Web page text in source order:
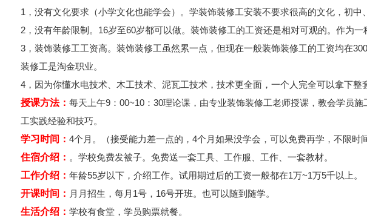
1，没有文化要求（小学文化也能学会）。学装饰装修工安装不要求很高的文化，初中
2，没有年龄限制。16岁至60岁都可以做。装饰装修工的工资还是相对可观的。作为
3，装饰装修工工资高。装饰装修工虽然累一点，但现在一般装饰装修工的工资均在
装修工是淘金职业。
4，因为你懂水电技术、木工技术、泥瓦工技术，技术更全面，一个人完全可以拿下整
授课方法： 每天上午9：00~10：30理论课，由专业装饰装修工老师授课，教会学员
工实践经验和技巧。
学习时间： 4个月。（接受能力差一点的，4个月如果没学会，可以免费再学，不限时
住宿介绍： 。学校免费发被子。免费送一套工具、工作服、工作、一套教材。
工作介绍： 年龄55岁以下，介绍工作。试用期过后的工资一般都在1万~1万5千以上。
开课时间： 月月招生，每月1号，16号开班。也可以随到随学。
生活介绍： 学校有食堂，学员购票就餐。